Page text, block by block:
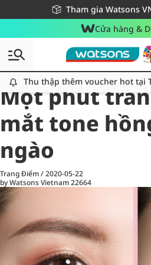
Tham gia Watsons
Miễn phí giao hàng cho
Giao hàng nhanh 24h - Áp
Cửa hàng &
Thu thập thêm voucher hot tại
All
Chăm Sóc Cá Nhân
Một phút
mắt tone
ngào
Trang Điểm/2020-05-22
by Watsons Vietnam22664